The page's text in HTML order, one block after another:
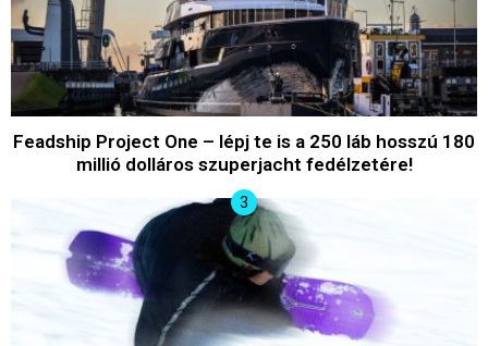
Feadship Project One – lépj te is a 250 láb hosszú 180
millió dolláros szuperjacht fedélzetére!